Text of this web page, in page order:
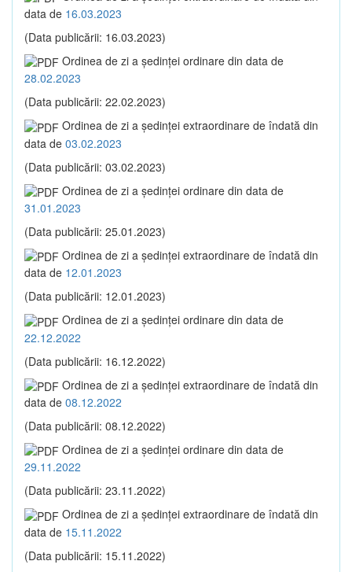
data de 16.03.2023
(Data publicării: 16.03.2023)
Ordinea de zi a şedinţei ordinare din data de
28.02.2023
(Data publicării: 22.02.2023)
Ordinea de zi a şedinţei extraordinare de îndată din
data de 03.02.2023
(Data publicării: 03.02.2023)
Ordinea de zi a şedinţei ordinare din data de
31.01.2023
(Data publicării: 25.01.2023)
Ordinea de zi a şedinţei extraordinare de îndată din
data de 12.01.2023
(Data publicării: 12.01.2023)
Ordinea de zi a şedinţei ordinare din data de
22.12.2022
(Data publicării: 16.12.2022)
Ordinea de zi a şedinţei extraordinare de îndată din
data de 08.12.2022
(Data publicării: 08.12.2022)
Ordinea de zi a şedinţei ordinare din data de
29.11.2022
(Data publicării: 23.11.2022)
Ordinea de zi a şedinţei extraordinare de îndată din
data de 15.11.2022
(Data publicării: 15.11.2022)